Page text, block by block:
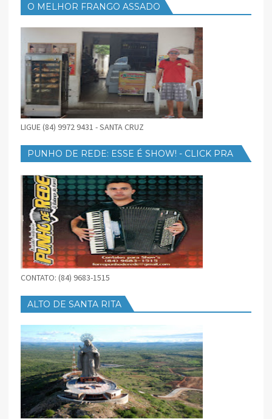
O MELHOR FRANGO ASSADO
LIGUE (84) 9972 9431 - SANTA CRUZ
PUNHO DE REDE: ESSE É SHOW! - CLICK PRA
CONTATO: (84) 9683-1515
ALTO DE SANTA RITA